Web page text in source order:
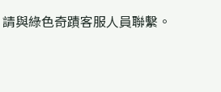
與綠色奇蹟客服人員聯繫。